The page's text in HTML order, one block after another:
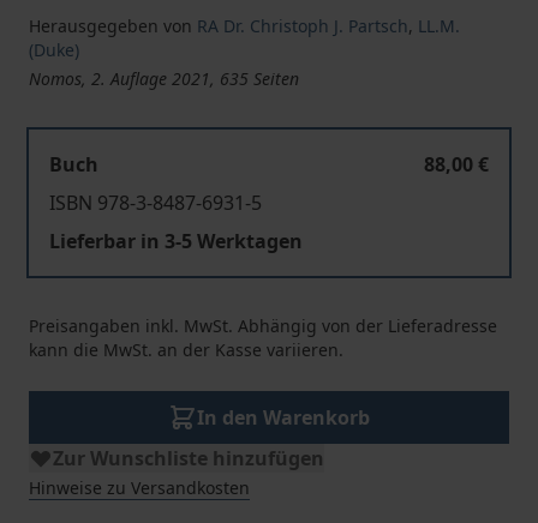
Herausgegeben von RA Dr. Christoph J. Partsch, LL.M.
(Duke)
Nomos, 2. Auflage 2021, 635 Seiten
Buch
88,00 €
ISBN 978-3-8487-6931-5
Lieferbar in 3-5 Werktagen
Preisangaben inkl. MwSt. Abhängig von der Lieferadresse
kann die MwSt. an der Kasse variieren.
In den Warenkorb
Zur Wunschliste hinzufügen
Hinweise zu Versandkosten